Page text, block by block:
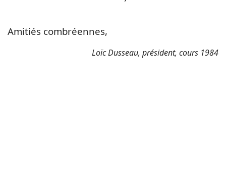
Amitiés combréennes,
Loïc Dusseau, président, cours 1984